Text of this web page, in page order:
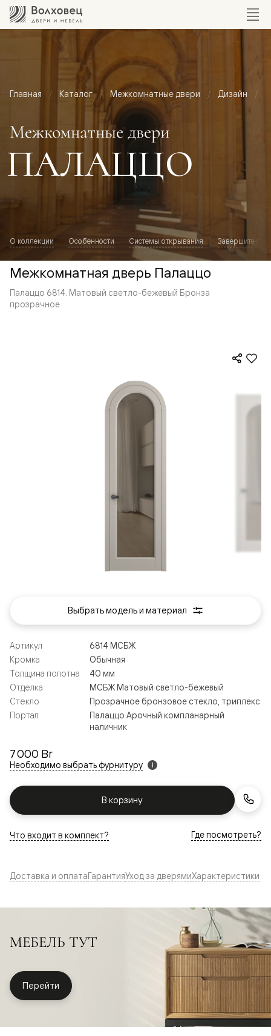
Главная Каталог Межкомнатные двери Дизайн
Межкомнатные двери
ПАЛАЦЦО
О коллекции Особенности Системы открывания Завершите
Межкомнатная дверь Палаццо
Палаццо 6814. Матовый светло-бежевый Бронза
прозрачное
7 000 Br
Необходимо выбрать фурнитуру i
В корзину
Артикул
6814 МСБЖ
Кромка
Обычная
Толщина полотна
40 мм
Отделка
МСБЖ Матовый светло-бежевый
Стекло
Прозрачное бронзовое стекло, триплекс
Портал
Палаццо Арочный компланарный
наличник
Что входит в комплект? Где посмотреть?
Выбрать модель и материал
Доставка и оплатаГарантияУход за дверямиХарактеристики
МЕБЕЛЬ ТУТ
Перейти